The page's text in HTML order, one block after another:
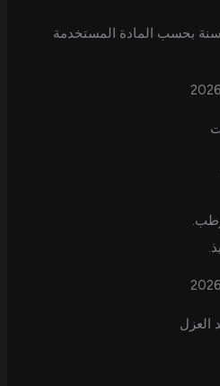
يمكن أن يستمر من 5 إلى 15 سنة بحسب المادة المستخدمة
العزل